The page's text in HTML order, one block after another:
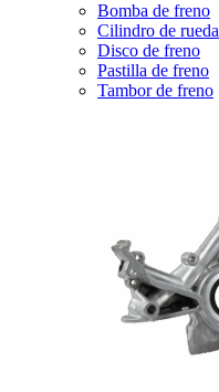
Bomba de freno
Cilindro de rueda
Disco de freno
Pastilla de freno
Tambor de freno